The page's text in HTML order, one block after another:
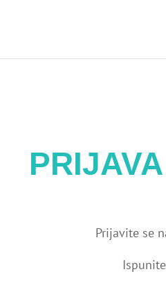
Prijavite se